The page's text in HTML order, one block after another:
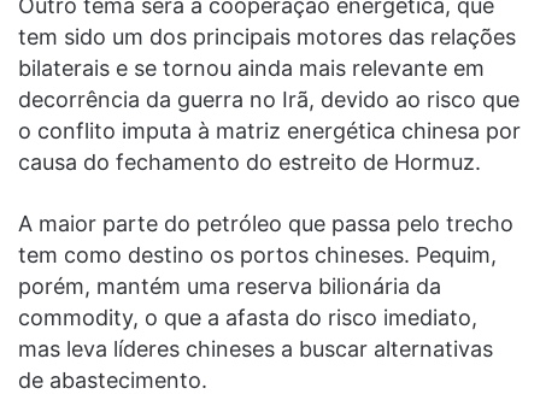
Outro tema será a cooperação energética, que
tem sido um dos principais motores das relações
bilaterais e se tornou ainda mais relevante em
decorrência da guerra no Irã, devido ao risco que
o conflito imputa à matriz energética chinesa por
causa do fechamento do estreito de Hormuz.
A maior parte do petróleo que passa pelo trecho
tem como destino os portos chineses. Pequim,
porém, mantém uma reserva bilionária da
commodity, o que a afasta do risco imediato,
mas leva líderes chineses a buscar alternativas
de abastecimento.